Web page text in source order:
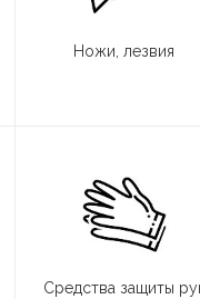
Ножи, лезвия
Средства защиты